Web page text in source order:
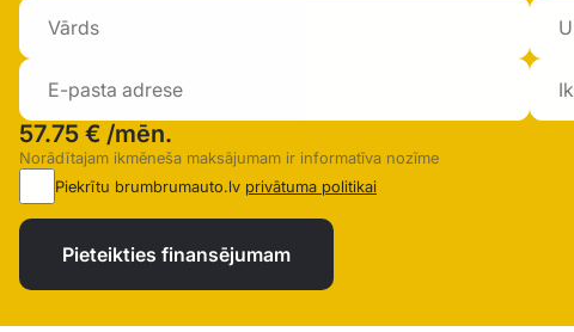
57.75 € /mēn.
Norādītajam ikmēneša maksājumam ir informatīva nozīme
Piekrītu brumbrumauto.lv privātuma politikai
Pieteikties finansējumam